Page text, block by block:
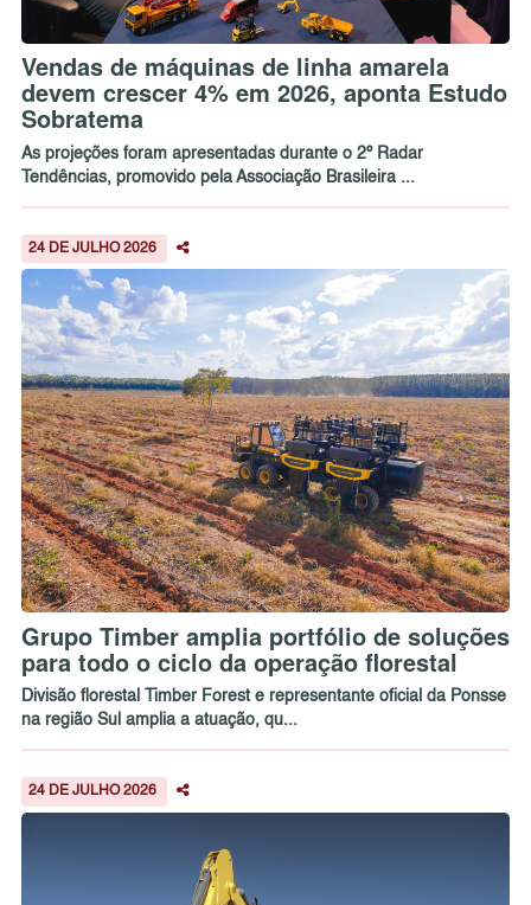
Vendas de máquinas de linha amarela
devem crescer 4% em 2026, aponta Estudo
Sobratema
As projeções foram apresentadas durante o 2º Radar
Tendências, promovido pela Associação Brasileira ...
24 DE JULHO 2026
Grupo Timber amplia portfólio de soluções
para todo o ciclo da operação florestal
Divisão florestal Timber Forest e representante oficial da Ponsse
na região Sul amplia a atuação, qu...
24 DE JULHO 2026